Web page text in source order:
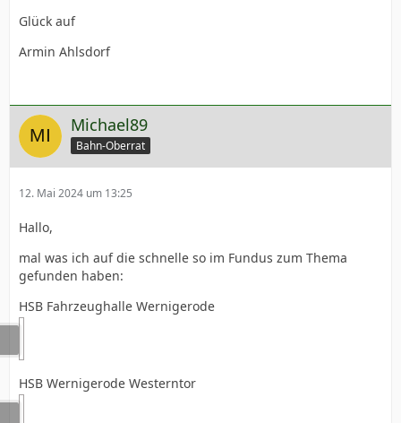
Glück auf
Armin Ahlsdorf
Michael89
Bahn-Oberrat
12. Mai 2024 um 13:25
Hallo,
mal was ich auf die schnelle so im Fundus zum Thema
gefunden haben:
HSB Fahrzeughalle Wernigerode
HSB Wernigerode Westerntor